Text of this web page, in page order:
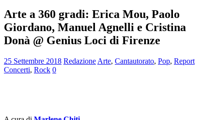
Arte a 360 gradi: Erica Mou, Paolo
Giordano, Manuel Agnelli e Cristina
Donà @ Genius Loci di Firenze
25 Settembre 2018 Redazione Arte, Cantautorato, Pop, Report
Concerti, Rock 0